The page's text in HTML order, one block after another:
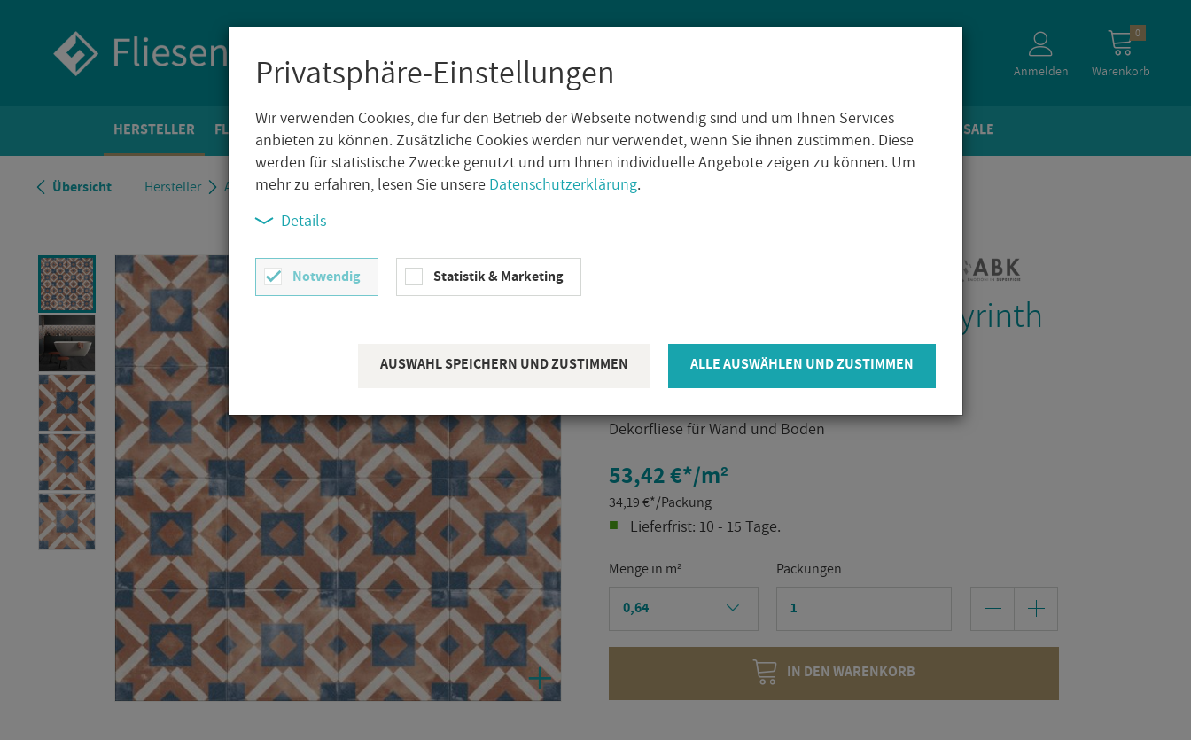
Privatsphäre-Einstellungen
Wir verwenden Cookies, die für den Betrieb der Webseite notwendig sind und um Ihnen Services
anbieten zu können. Zusätzliche Cookies werden nur verwendet, wenn Sie ihnen zustimmen. Diese
werden für statistische Zwecke genutzt und um Ihnen individuelle Angebote zeigen zu können. Um
mehr zu erfahren, lesen Sie unsere Datenschutzerklärung.
Details
Notwendig Statistik & Marketing
AUSWAHL SPEICHERN UND ZUSTIMMEN ALLE AUSWÄHLEN UND ZUSTIMMEN
Anmelden
0
Warenkorb
HER­STEL­LER FLIE­SEN­WELT BO­DEN­FLIE­SEN WAND­FLIE­SEN AUS­SEN­FLIE­SEN DE­KO­RE NA­TUR­STEIN­OP­TIK ZU­BE­HÖR SALE
Über­sicht Her­stel­ler ABK Ce­ra­mi­che ABK Ce­ra­mi­che Play ABK Ce­ra­mi­che Play La­by­rinth Cotto 20x20cm
ABK Ce­ra­mi­che Play La­by­rinth
Cotto 20x20cm
Ar­ti­kel­num­mer:0003370
De­kor­flie­se für Wand und Boden
53,42 €*/m²
34,19 €*/Packung
Lie­fer­frist: 10 - 15 Tage.
Menge in m² Packungen
IN DEN WARENKORB